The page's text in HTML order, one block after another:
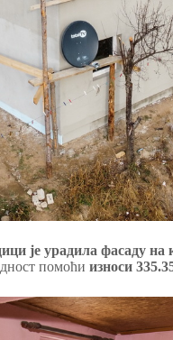
је урадила фасаду
помоћи износи